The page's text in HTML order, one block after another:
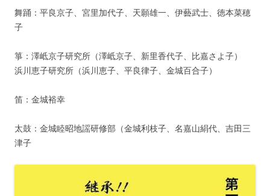
舞踊：平良京子、宮里加代子、天願雄一、伊藝武士、徳本菜穂
子
箏：澤岻京子研究所（澤岻京子、新里香代子、比嘉さよ子）
浜川恵子研究所（浜川恵子、平良律子、金城百合子）
笛：金城裕幸
太鼓：金城睦昭地謡研修部（金城利枝子、名嘉山絹代、吉田三
津子